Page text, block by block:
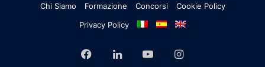
Chi Siamo
Formazione Concorsi
Cookie Policy
Privacy Policy
FacebookLinkedInYouTubeInstagram